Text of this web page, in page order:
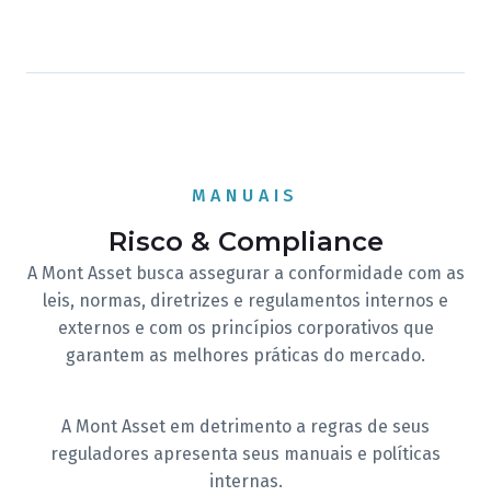
MANUAIS
Risco & Compliance
A Mont Asset busca assegurar a conformidade com as
leis, normas, diretrizes e regulamentos internos e
externos e com os princípios corporativos que
garantem as melhores práticas do mercado.
A Mont Asset em detrimento a regras de seus
reguladores apresenta seus manuais e políticas
internas.